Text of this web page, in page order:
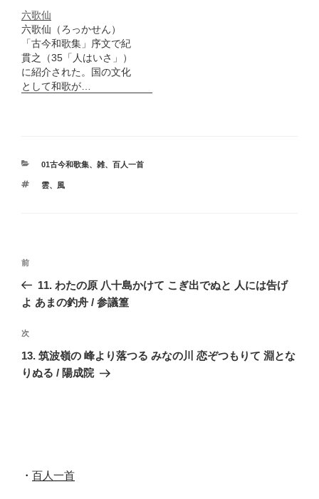
六歌仙
六歌仙（ろっかせん）
「古今和歌集」序文で紀
貫之（35「人はいさ」）
に紹介された。国の文化
として和歌が…
カ
ゴ
01古今和歌集、 雑、 百人一首
タ
雲、 風
投
ナ
ゲ
ー
シ
前
の
投
前
11. わたの原 八十島かけて こぎ出でぬと 人には告げ
よ あまの釣舟 / 参議篁
次
の
投
次
13. 筑波嶺の 峰より落つる みなの川 恋ぞつもりて 淵とな
りぬる / 陽成院
・ 百人一首